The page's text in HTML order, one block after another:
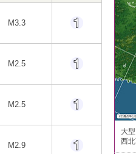
M3.3
M2.5
M2.5
M2.9
大
西